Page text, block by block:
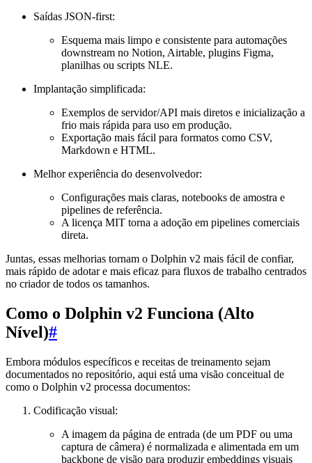
Saídas JSON-first:
Esquema mais limpo e consistente para automações
downstream no Notion, Airtable, plugins Figma,
planilhas ou scripts NLE.
Implantação simplificada:
Exemplos de servidor/API mais diretos e inicialização a
frio mais rápida para uso em produção.
Exportação mais fácil para formatos como CSV,
Markdown e HTML.
Melhor experiência do desenvolvedor:
Configurações mais claras, notebooks de amostra e
pipelines de referência.
A licença MIT torna a adoção em pipelines comerciais
direta.
Juntas, essas melhorias tornam o Dolphin v2 mais fácil de confiar,
mais rápido de adotar e mais eficaz para fluxos de trabalho centrados
no criador de todos os tamanhos.
Como o Dolphin v2 Funciona (Alto
Nível)#
Embora módulos específicos e receitas de treinamento sejam
documentados no repositório, aqui está uma visão conceitual de
como o Dolphin v2 processa documentos:
Codificação visual:
A imagem da página de entrada (de um PDF ou uma
captura de câmera) é normalizada e alimentada em um
backbone de visão para produzir embeddings visuais